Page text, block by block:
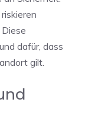
dafür, dass
gilt.